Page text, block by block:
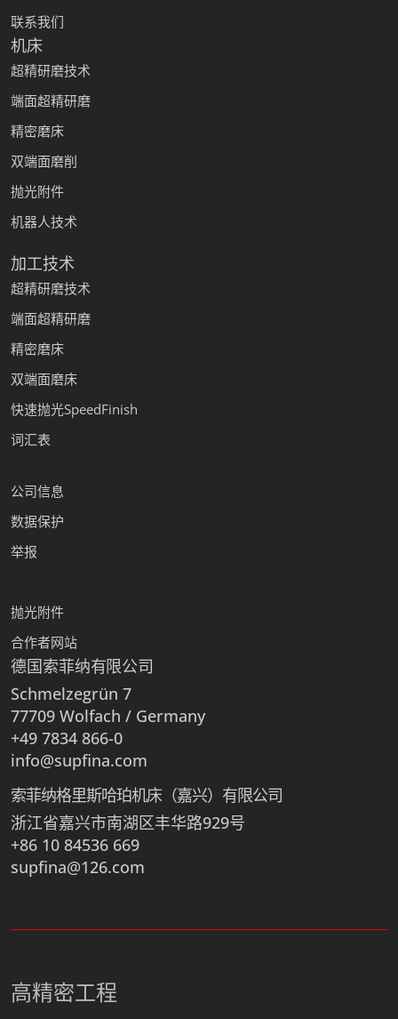
联系我们
机床
超精研磨技术
端面超精研磨
精密磨床
双端面磨削
抛光附件
机器人技术
加工技术
超精研磨技术
端面超精研磨
精密磨床
双端面磨床
快速抛光SpeedFinish
词汇表
公司信息
数据保护
举报
抛光附件
合作者网站
德国索菲纳有限公司
Schmelzegrün 7
77709 Wolfach / Germany
+49 7834 866-0
info@supfina.com
索菲纳格里斯哈珀机床（嘉兴）有限公司
浙江省嘉兴市南湖区丰华路929号
+86 10 84536 669
supfina@126.com
高精密工程